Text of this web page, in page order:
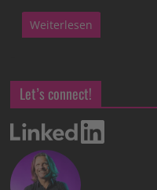
Weiterlesen
Let’s connect!